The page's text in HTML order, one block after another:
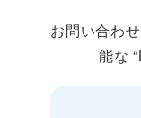
お問い合わ
能な